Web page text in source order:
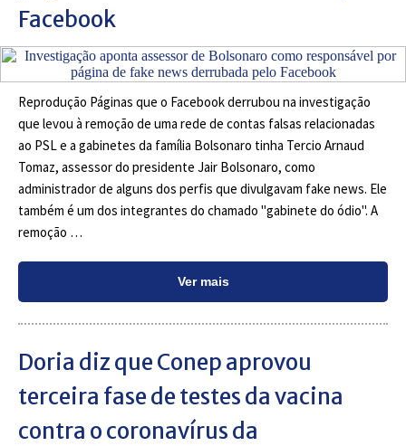
Facebook
Reprodução Páginas que o Facebook derrubou na investigação
que levou à remoção de uma rede de contas falsas relacionadas
ao PSL e a gabinetes da família Bolsonaro tinha Tercio Arnaud
Tomaz, assessor do presidente Jair Bolsonaro, como
administrador de alguns dos perfis que divulgavam fake news. Ele
também é um dos integrantes do chamado "gabinete do ódio". A
remoção …
Ver mais
Doria diz que Conep aprovou
terceira fase de testes da vacina
contra o coronavírus da